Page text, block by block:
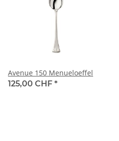
Avenue 150 Menueloeffel
125,00 CHF *